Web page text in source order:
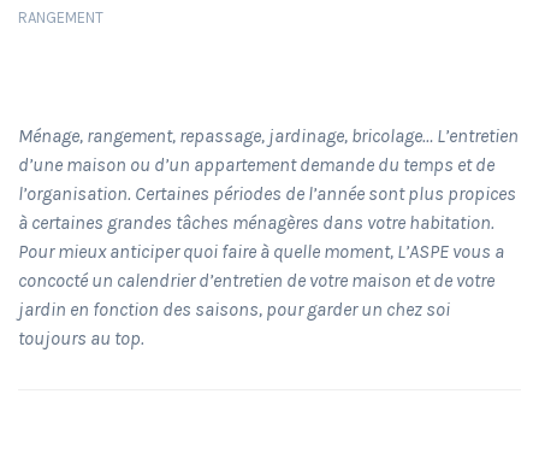
RANGEMENT
Ménage, rangement, repassage, jardinage, bricolage… L’entretien
d’une maison ou d’un appartement demande du temps et de
l’organisation. Certaines périodes de l’année sont plus propices
à certaines grandes tâches ménagères dans votre habitation.
Pour mieux anticiper quoi faire à quelle moment, L’ASPE vous a
concocté un calendrier d’entretien de votre maison et de votre
jardin en fonction des saisons, pour garder un chez soi
toujours au top.